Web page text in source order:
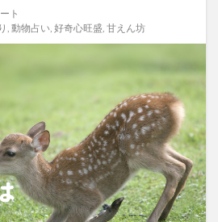
ト
, 動物占い, 好奇心旺盛, 甘えん坊